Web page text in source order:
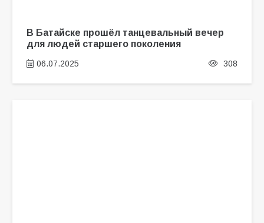
В Батайске прошёл танцевальный вечер
для людей старшего поколения
06.07.2025 308